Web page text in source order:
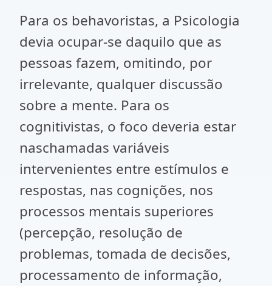
Para os behavoristas, a Psicologia
devia ocupar-se daquilo que as
pessoas fazem, omitindo, por
irrelevante, qualquer discussão
sobre a mente. Para os
cognitivistas, o foco deveria estar
naschamadas variáveis
intervenientes entre estímulos e
respostas, nas cognições, nos
processos mentais superiores
(percepção, resolução de
problemas, tomada de decisões,
processamento de informação,